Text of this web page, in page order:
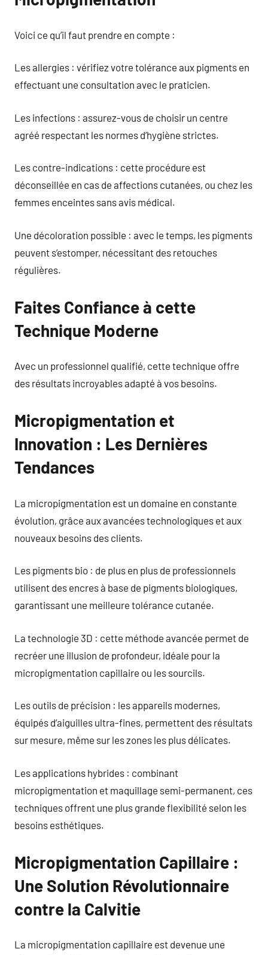
Voici ce qu’il faut prendre en compte :
Les allergies : vérifiez votre tolérance aux pigments en
effectuant une consultation avec le praticien.
Les infections : assurez-vous de choisir un centre
agréé respectant les normes d’hygiène strictes.
Les contre-indications : cette procédure est
déconseillée en cas de affections cutanées, ou chez les
femmes enceintes sans avis médical.
Une décoloration possible : avec le temps, les pigments
peuvent s’estomper, nécessitant des retouches
régulières.
Faites Confiance à cette
Technique Moderne
Avec un professionnel qualifié, cette technique offre
des résultats incroyables adapté à vos besoins.
Micropigmentation et
Innovation : Les Dernières
Tendances
La micropigmentation est un domaine en constante
évolution, grâce aux avancées technologiques et aux
nouveaux besoins des clients.
Les pigments bio : de plus en plus de professionnels
utilisent des encres à base de pigments biologiques,
garantissant une meilleure tolérance cutanée.
La technologie 3D : cette méthode avancée permet de
recréer une illusion de profondeur, idéale pour la
micropigmentation capillaire ou les sourcils.
Les outils de précision : les appareils modernes,
équipés d’aiguilles ultra-fines, permettent des résultats
sur mesure, même sur les zones les plus délicates.
Les applications hybrides : combinant
micropigmentation et maquillage semi-permanent, ces
techniques offrent une plus grande flexibilité selon les
besoins esthétiques.
Micropigmentation Capillaire :
Une Solution Révolutionnaire
contre la Calvitie
La micropigmentation capillaire est devenue une